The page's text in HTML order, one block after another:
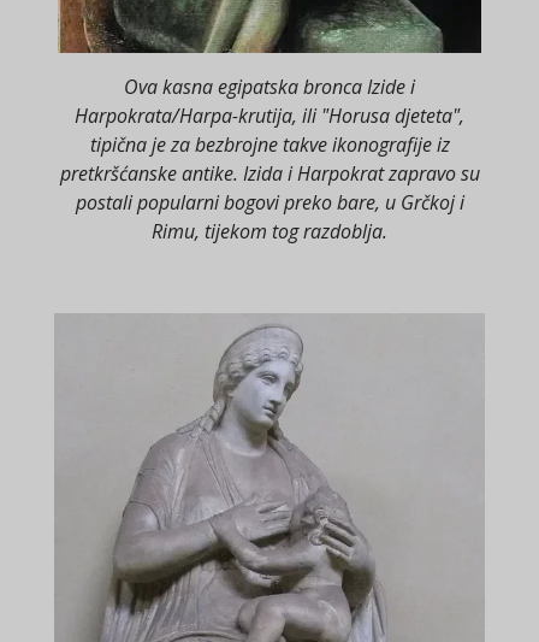
Ova kasna egipatska bronca Izide i
Harpokrata/Harpa-krutija, ili "Horusa djeteta",
tipična je za bezbrojne takve ikonografije iz
pretkršćanske antike. Izida i Harpokrat zapravo su
postali popularni bogovi preko bare, u Grčkoj i
Rimu, tijekom tog razdoblja.